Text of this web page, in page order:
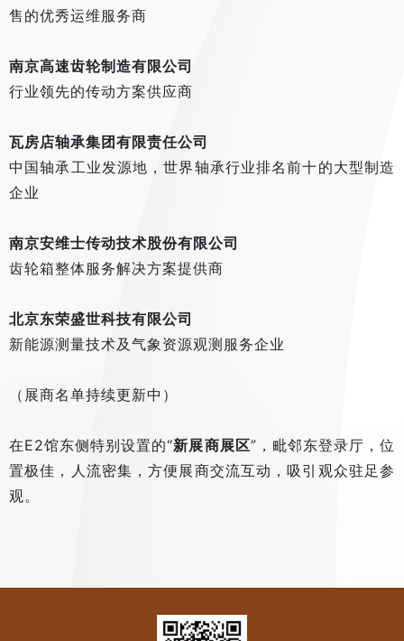
售的优秀运维服务商
南京高速齿轮制造有限公司
行业领先的传动方案供应商
瓦房店轴承集团有限责任公司
中国轴承工业发源地，世界轴承行业排名前十的大型制造
企业
南京安维士传动技术股份有限公司
齿轮箱整体服务解决方案提供商
北京东荣盛世科技有限公司
新能源测量技术及气象资源观测服务企业
（展商名单持续更新中）
在E2馆东侧特别设置的“新展商展区”，毗邻东登录厅，位
置极佳，人流密集，方便展商交流互动，吸引观众驻足参
观。